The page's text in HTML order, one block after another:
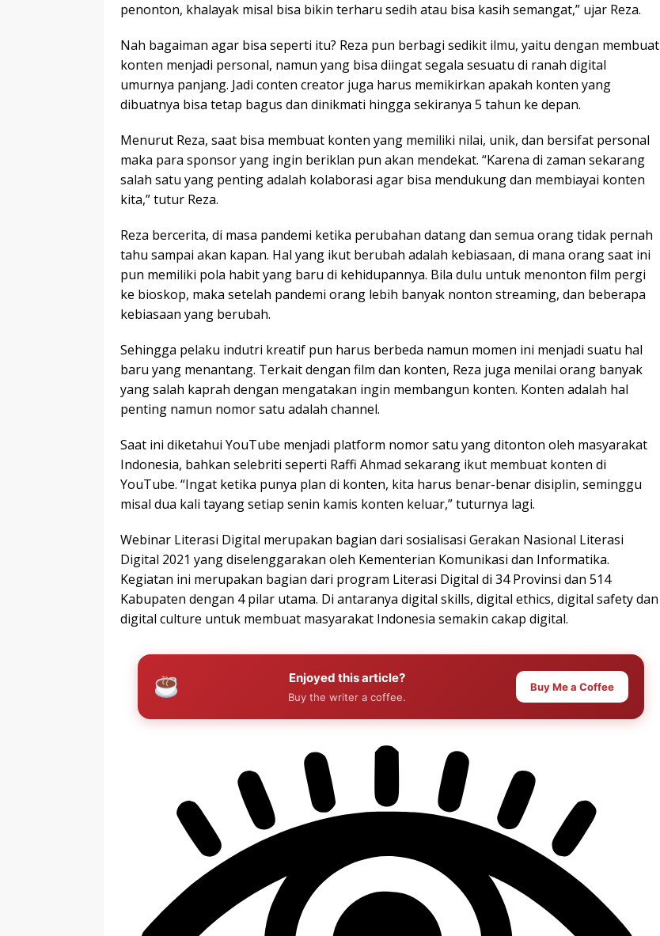
penonton, khalayak misal bisa bikin terharu sedih atau bisa kasih semangat,” ujar Reza.
Nah bagaiman agar bisa seperti itu? Reza pun berbagi sedikit ilmu, yaitu dengan membuat
konten menjadi personal, namun yang bisa diingat segala sesuatu di ranah digital
umurnya panjang. Jadi conten creator juga harus memikirkan apakah konten yang
dibuatnya bisa tetap bagus dan dinikmati hingga sekiranya 5 tahun ke depan.
Menurut Reza, saat bisa membuat konten yang memiliki nilai, unik, dan bersifat personal
maka para sponsor yang ingin beriklan pun akan mendekat. “Karena di zaman sekarang
salah satu yang penting adalah kolaborasi agar bisa mendukung dan membiayai konten
kita,” tutur Reza.
Reza bercerita, di masa pandemi ketika perubahan datang dan semua orang tidak pernah
tahu sampai akan kapan. Hal yang ikut berubah adalah kebiasaan, di mana orang saat ini
pun memiliki pola habit yang baru di kehidupannya. Bila dulu untuk menonton film pergi
ke bioskop, maka setelah pandemi orang lebih banyak nonton streaming, dan beberapa
kebiasaan yang berubah.
Sehingga pelaku indutri kreatif pun harus berbeda namun momen ini menjadi suatu hal
baru yang menantang. Terkait dengan film dan konten, Reza juga menilai orang banyak
yang salah kaprah dengan mengatakan ingin membangun konten. Konten adalah hal
penting namun nomor satu adalah channel.
Saat ini diketahui YouTube menjadi platform nomor satu yang ditonton oleh masyarakat
Indonesia, bahkan selebriti seperti Raffi Ahmad sekarang ikut membuat konten di
YouTube. “Ingat ketika punya plan di konten, kita harus benar-benar disiplin, seminggu
misal dua kali tayang setiap senin kamis konten keluar,” tuturnya lagi.
Webinar Literasi Digital merupakan bagian dari sosialisasi Gerakan Nasional Literasi
Digital 2021 yang diselenggarakan oleh Kementerian Komunikasi dan Informatika.
Kegiatan ini merupakan bagian dari program Literasi Digital di 34 Provinsi dan 514
Kabupaten dengan 4 pilar utama. Di antaranya digital skills, digital ethics, digital safety dan
digital culture untuk membuat masyarakat Indonesia semakin cakap digital.
Enjoyed this article?
Buy the writer a coffee.
Buy Me a Coffee